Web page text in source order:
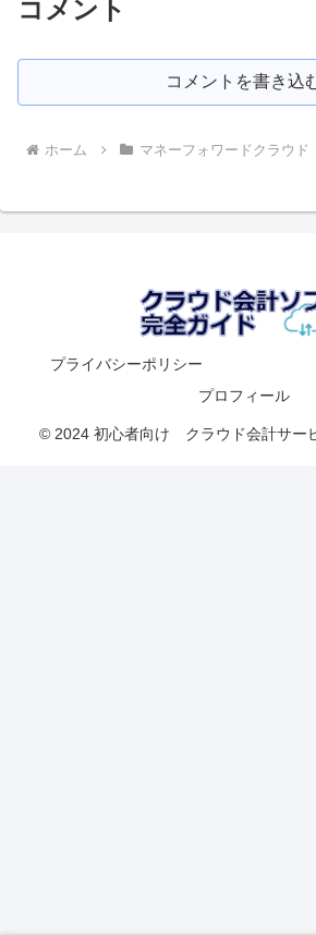
コメント
コメントを書き込
ホーム マネーフォワードクラウド
プライバシーポリシー
プロフィール
© 2024 初心者向け クラウド会計サー